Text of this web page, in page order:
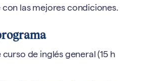
las mejores condiciones.
curso de inglés general (15 h